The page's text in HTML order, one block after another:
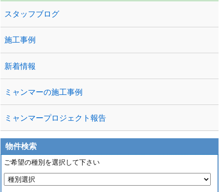
スタッフブログ
施工事例
新着情報
ミャンマーの施工事例
ミャンマープロジェクト報告
物件検索
ご希望の種別を選択して下さい